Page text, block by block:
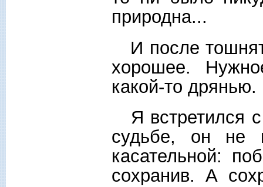
природна...
И после
хорошее.
какой-то дрянью.
Я встретился с
судьбе, он не
касательной:
сохранив. А